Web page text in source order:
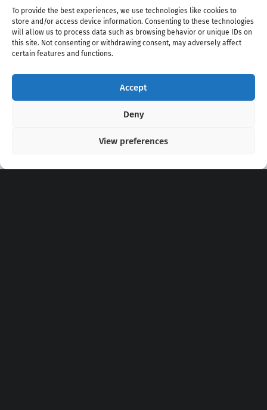
To provide the best experiences, we use technologies like cookies to
store and/or access device information. Consenting to these technologies
will allow us to process data such as browsing behavior or unique IDs on
this site. Not consenting or withdrawing consent, may adversely affect
certain features and functions.
Accept
Deny
View preferences